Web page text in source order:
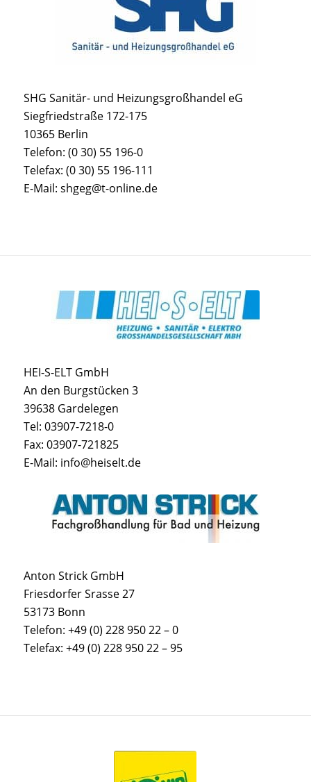
SHG Sanitär- und Heizungsgroßhandel eG
Siegfriedstraße 172-175
10365 Berlin
Telefon: (0 30) 55 196-0
Telefax: (0 30) 55 196-111
E-Mail: shgeg@t-online.de
HEI-S-ELT GmbH
An den Burgstücken 3
39638 Gardelegen
Tel: 03907-7218-0
Fax: 03907-721825
E-Mail: info@heiselt.de
Anton Strick GmbH
Friesdorfer Srasse 27
53173 Bonn
Telefon: +49 (0) 228 950 22 – 0
Telefax: +49 (0) 228 950 22 – 95